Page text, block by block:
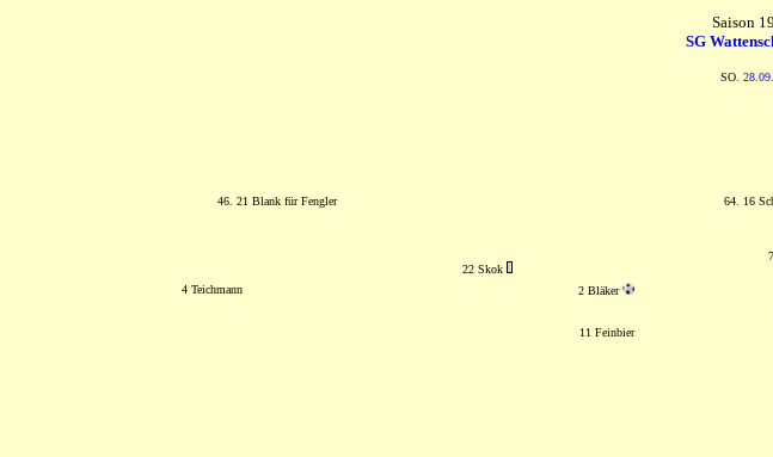
Saison
SG
SO.
46. 21 Blank für Fengler 64. 16
22 Skok
4 Teichmann
2 Bläker
11 Feinbier